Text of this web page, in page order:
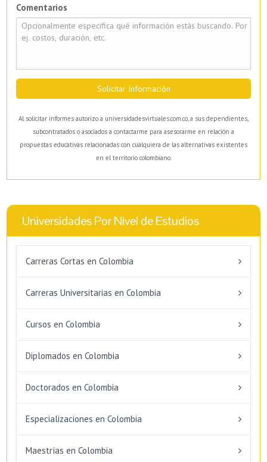
Comentarios
Solicitar Información
Al solicitar informes autorizo a universidadesvirtuales.com.co, a sus dependientes,
subcontratados o asociados a contactarme para asesorarme en relación a
propuestas educativas relacionadas con cualquiera de las alternativas existentes
en el territorio colombiano.
Universidades Por Nivel de Estudios
Carreras Cortas en Colombia
Carreras Universitarias en Colombia
Cursos en Colombia
Diplomados en Colombia
Doctorados en Colombia
Especializaciones en Colombia
Maestrías en Colombia